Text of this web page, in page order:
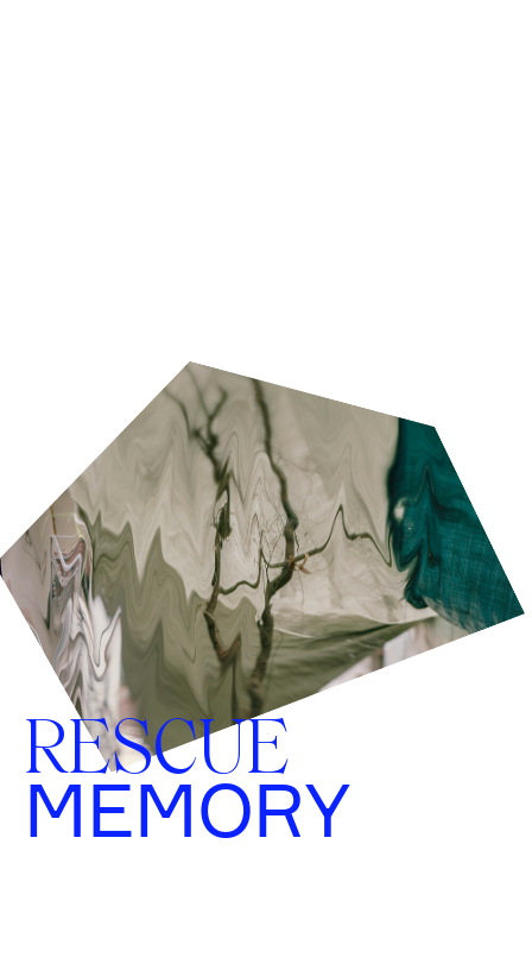
RESCUE
MEMORY